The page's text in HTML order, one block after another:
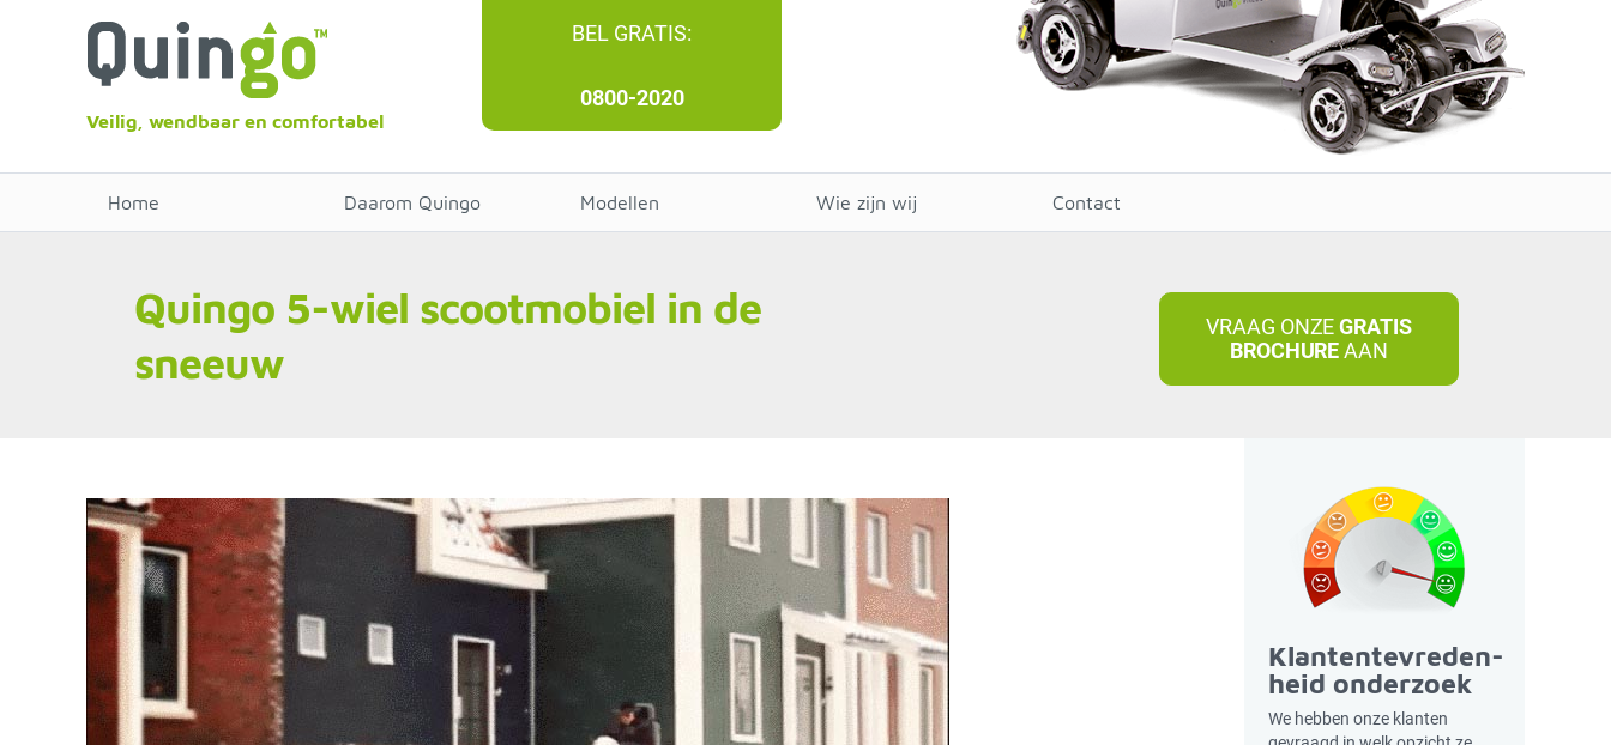
Veilig, wendbaar en comfortabel
BEL GRATIS:
0800-2020
Home Daarom Quingo Modellen Wie zijn wij Contact
Quingo 5-wiel scootmobiel in de
sneeuw
VRAAG ONZEGRATIS
BROCHUREAAN
Klantentevreden-
heid onderzoek
We hebben onze klanten